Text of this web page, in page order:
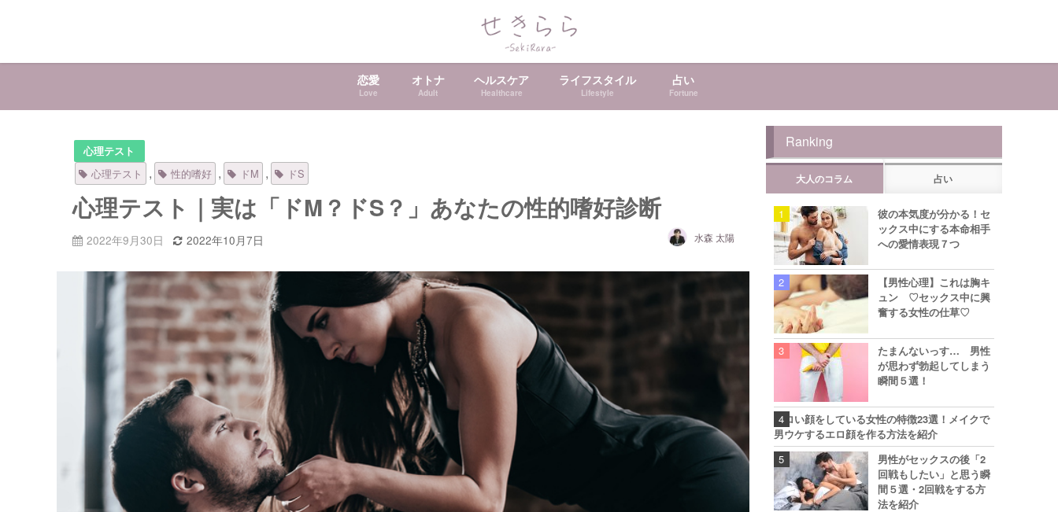
恋愛
Love
オトナ
Adult
ヘルスケア
Healthcare
ライフスタイル
Lifestyle
占い
Fortune
心理テスト
心理テスト , 性的嗜好 , ドM , ドS
心理テスト｜実は「ドM？ドS？」あなたの性的嗜好診断
2022年9月30日 2022年10月7日 水森 太陽
Ranking
大人のコラム 占い
彼の本気度が分かる！セ
ックス中にする本命相手
への愛情表現７つ
【男性心理】これは胸キ
ュン ♡セックス中に興
奮する女性の仕草♡
たまんないっす… 男性
が思わず勃起してしまう
瞬間５選！
エロい顔をしている女性の特徴23選！メイクで
男ウケするエロ顔を作る方法を紹介
男性がセックスの後「2
回戦もしたい」と思う瞬
間５選・2回戦をする方
法を紹介